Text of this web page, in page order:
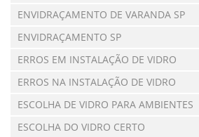
ENVIDRAÇAMENTO DE VARANDA SP
ENVIDRAÇAMENTO SP
ERROS EM INSTALAÇÃO DE VIDRO
ERROS NA INSTALAÇÃO DE VIDRO
ESCOLHA DE VIDRO PARA AMBIENTES
ESCOLHA DO VIDRO CERTO